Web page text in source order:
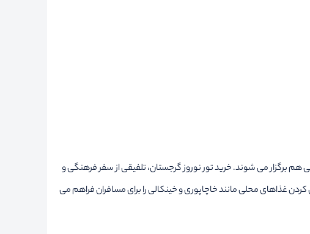
برگزار می شوند. خرید تور نوروز گرجستان، تلفیقی از سفر فرهنگی و
غذاهای محلی مانند خاچاپوری و خینکالی را برای مسافران فراهم می